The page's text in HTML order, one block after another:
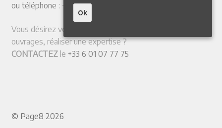
ou téléphone : +33 4 50 38 77 20
Vous désirez vendre votre collection ou quelques
ouvrages, réaliser une expertise ?
CONTACTEZle +33 6 01 07 77 75
© Page8 2026
Ok